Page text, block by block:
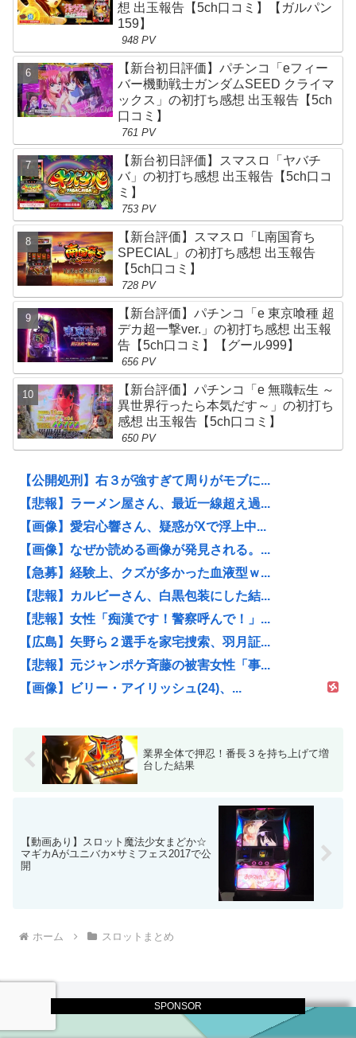
SPONSOR
想 出玉報告【5ch口コミ】【ガルパン
159】
948 PV
【新台初日評価】パチンコ「eフィー
バー機動戦士ガンダムSEED クライマ
ックス」の初打ち感想 出玉報告【5ch
口コミ】
761 PV
【新台初日評価】スマスロ「ヤバチ
バ」の初打ち感想 出玉報告【5ch口コ
ミ】
753 PV
【新台評価】スマスロ「L南国育ち
SPECIAL」の初打ち感想 出玉報告
【5ch口コミ】
728 PV
【新台評価】パチンコ「e 東京喰種 超
デカ超一撃ver.」の初打ち感想 出玉報
告【5ch口コミ】【グール999】
656 PV
【新台評価】パチンコ「e 無職転生 ～
異世界行ったら本気だす～」の初打ち
感想 出玉報告【5ch口コミ】
650 PV
【公開処刑】右３が強すぎて周りがモブに...
【悲報】ラーメン屋さん、最近一線超え過...
【画像】愛宕心響さん、疑惑がXで浮上中...
【画像】なぜか読める画像が発見される。...
【急募】経験上、クズが多かった血液型ｗ...
【悲報】カルビーさん、白黒包装にした結...
【悲報】女性「痴漢です！警察呼んで！」...
【広島】矢野ら２選手を家宅捜索、羽月証...
【悲報】元ジャンポケ斉藤の被害女性「事...
【画像】ビリー・アイリッシュ(24)、...
業界全体で押忍！番長３を持ち上げて増
台した結果
【動画あり】スロット魔法少女まどか☆
マギカAがユニバカ×サミフェス2017で公
開
ホーム スロットまとめ